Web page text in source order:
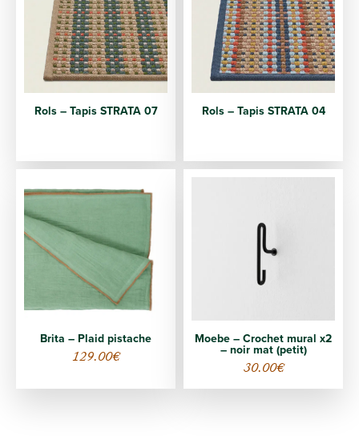
Rols – Tapis STRATA 07 Rols – Tapis STRATA 04
Brita – Plaid pistache
129.00€
Moebe – Crochet mural x2
– noir mat (petit)
30.00€